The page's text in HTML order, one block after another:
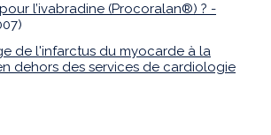
l’ivabradine (Procoralan®) ? -
de l'infarctus du myocarde à la
dehors des services de cardiologie